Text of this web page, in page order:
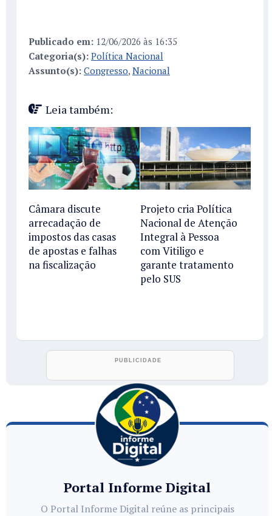
Publicado em: 12/06/2026 às 16:35
Categoria(s): Política Nacional
Assunto(s): Congresso, Nacional
Leia também:
Câmara discute
arrecadação de
impostos das casas
de apostas e falhas
na fiscalização
Projeto cria Política
Nacional de Atenção
Integral à Pessoa
com Vitiligo e
garante tratamento
pelo SUS
Portal Informe Digital
O Portal Informe Digital reúne as principais